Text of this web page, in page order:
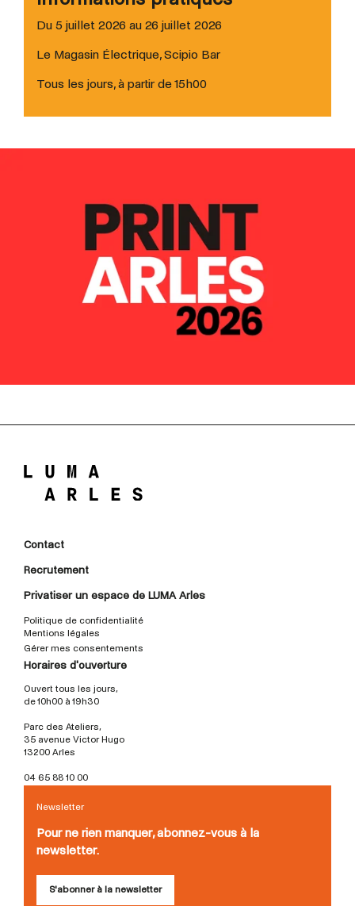
Du 5 juillet 2026 au 26 juillet 2026
Le Magasin Électrique, Scipio Bar
Tous les jours, à partir de 15h00
Contact
Recrutement
Privatiser un espace de LUMA Arles
Politique de confidentialité
Mentions légales
Gérer mes consentements
Horaires d'ouverture
Ouvert tous les jours,
de 10h00 à 19h30
Parc des Ateliers,
35 avenue Victor Hugo
13200 Arles
04 65 88 10 00
Newsletter
Pour ne rien manquer, abonnez-vous à la
newsletter.
S'abonner à la newsletter